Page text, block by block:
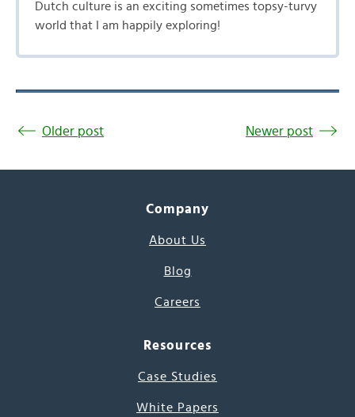
Dutch culture is an exciting sometimes topsy-turvy
world that I am happily exploring!
Older post Newer post
Company
About Us
Blog
Careers
Resources
Case Studies
White Papers